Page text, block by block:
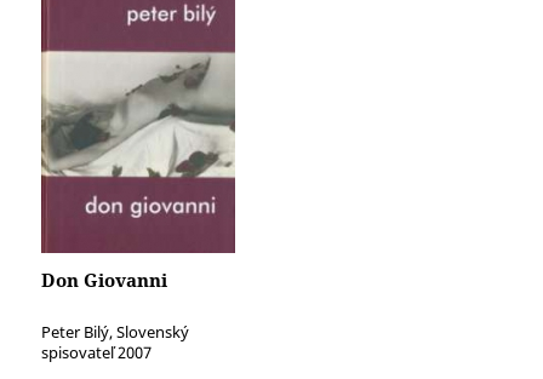
Don Giovanni
Peter Bilý, Slovenský
spisovateľ 2007